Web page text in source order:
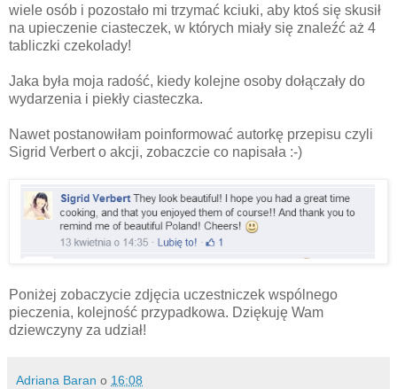
wiele osób i pozostało mi trzymać kciuki, aby ktoś się skusił
na upieczenie ciasteczek, w których miały się znaleźć aż 4
tabliczki czekolady!
Jaka była moja radość, kiedy kolejne osoby dołączały do
wydarzenia i piekły ciasteczka.
Nawet postanowiłam poinformować autorkę przepisu czyli
Sigrid Verbert o akcji, zobaczcie co napisała :-)
Poniżej zobaczycie zdjęcia uczestniczek wspólnego
pieczenia, kolejność przypadkowa. Dziękuję Wam
dziewczyny za udział!
Adriana Baran o 16:08